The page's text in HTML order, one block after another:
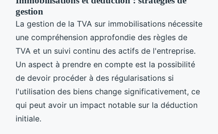
gestion
La gestion de la TVA sur immobilisations nécessite
une compréhension approfondie des règles de
TVA et un suivi continu des actifs de l'entreprise.
Un aspect à prendre en compte est la possibilité
de devoir procéder à des régularisations si
l'utilisation des biens change significativement, ce
qui peut avoir un impact notable sur la déduction
initiale.